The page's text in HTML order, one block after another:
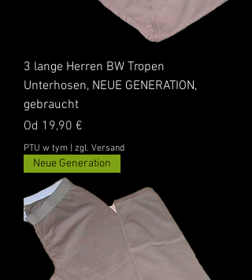
3 lange Herren BW Tropen
Unterhosen, NEUE GENERATION,
gebraucht
Od 19,90 €
Cena rabatowa
PTU w tym zgl. Versand
Neue Generation